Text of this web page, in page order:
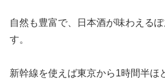
自然も豊富で、日本酒が味わえる
す。
新幹線を使えば東京から1時間半ほ